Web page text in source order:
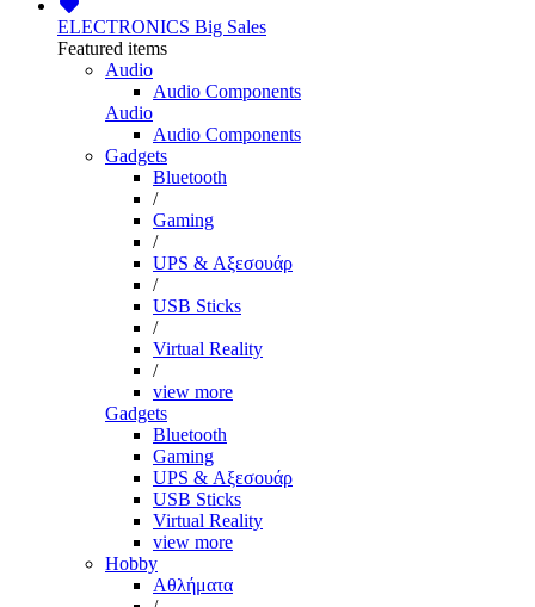
ELECTRONICS Big Sales
Featured items
Audio
Audio Components
Audio
Audio Components
Gadgets
Bluetooth
/
Gaming
/
UPS & Αξεσουάρ
/
USB Sticks
/
Virtual Reality
/
view more
Gadgets
Bluetooth
Gaming
UPS & Αξεσουάρ
USB Sticks
Virtual Reality
view more
Hobby
Αθλήματα